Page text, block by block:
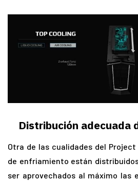
Distribución adecuada
Otra de las cualidades del
de enfriamiento están
ser aprovechados al máximo las